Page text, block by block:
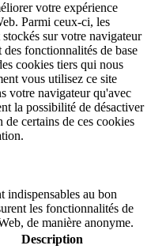
votre expérience
Parmi ceux-ci, les
stockés sur votre navigateur
fonctionnalités de base
cookies tiers qui nous
vous utilisez ce site
votre navigateur qu'avec
la possibilité de désactiver
certains de ces cookies
indispensables au bon
les fonctionnalités de
de manière anonyme.
Description